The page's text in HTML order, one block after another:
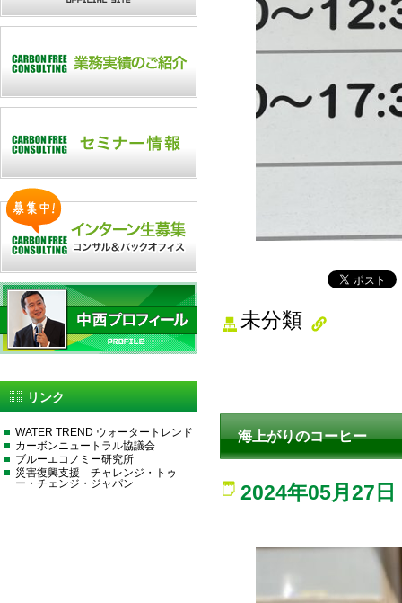
未分類
海上がりのコーヒー
2024年05月27日
リンク
WATER TREND ウォータートレンド
カーボンニュートラル協議会
ブルーエコノミー研究所
災害復興支援 チャレンジ・トゥ
ー・チェンジ・ジャパン